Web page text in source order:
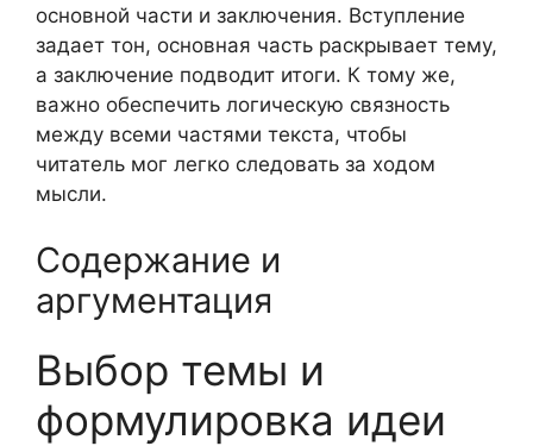
основной части и заключения. Вступление
задает тон, основная часть раскрывает тему,
а заключение подводит итоги. К тому же,
важно обеспечить логическую связность
между всеми частями текста, чтобы
читатель мог легко следовать за ходом
мысли.
Содержание и
аргументация
Выбор темы и
формулировка идеи